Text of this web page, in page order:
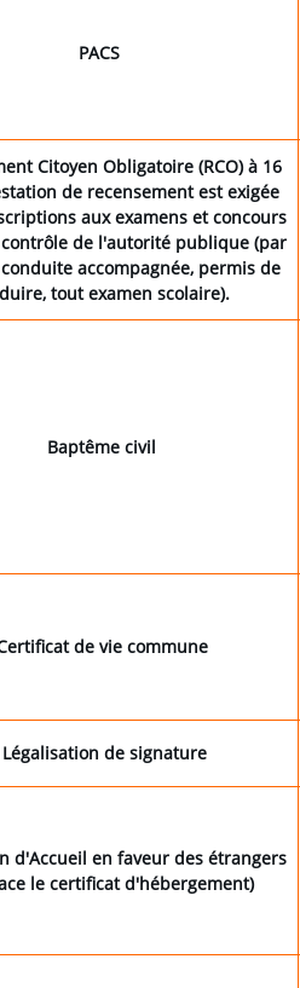
PACS
Citoyen Obligatoire (RCO) à 16
de recensement est exigée
aux examens et concours
de l'autorité publique (par
accompagnée, permis de
tout examen scolaire).
Baptême civil
de vie commune
Légalisation de signature
d'Accueil en faveur des étrangers
le certificat d'hébergement)